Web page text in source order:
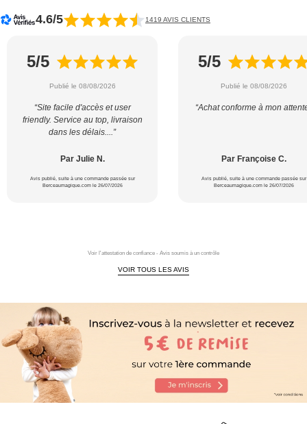
4.6/5 1419 AVIS CLIENTS
5/5
Publié le 08/08/2026
“Site facile d'accès et user
friendly. Service au top, livraison
dans les délais....”
Par Julie N.
Avis publié, suite à une commande passée sur
Berceaumagique.com le 26/07/2026
5/5
Publié le 08/08/2026
“Achat conforme à mon
Par Françoise C.
Avis publié, suite à une commande passée sur
Berceaumagique.com le 26/07/2026
Voir l'attestation de confiance - Avis soumis à un contrôle
VOIR TOUS LES AVIS